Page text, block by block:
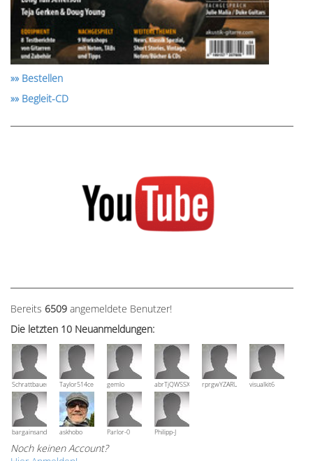
»» Bestellen
»» Begleit-CD
Bereits 6509 angemeldete Benutzer!
Die letzten 10 Neuanmeldungen:
Schrattbauer Taylor514ce gemlo abrTjQWSSXuVznPolErprgwYZARUTZQyCWESpD
visualkit6
bargainsandmoreaskhobo Parlor-0 Philipp-J
Noch keinen Account?